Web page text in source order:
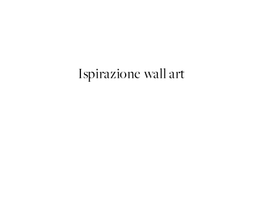
Ispirazione wall art